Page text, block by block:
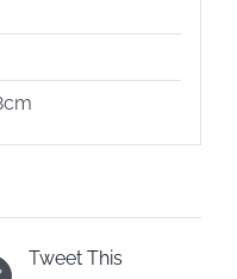
Tweet This